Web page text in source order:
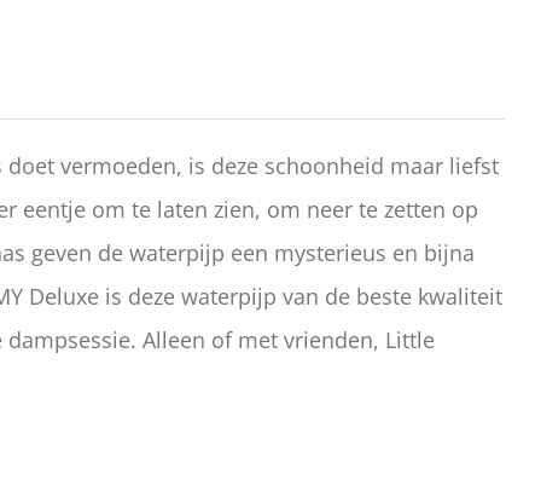
vermoeden, is deze schoonheid maar liefst
eentje om te laten zien, om neer te zetten op
geven de waterpijp een mysterieus en bijna
Deluxe is deze waterpijp van de beste kwaliteit
Alleen of met vrienden, Little